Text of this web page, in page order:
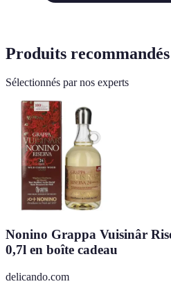
Produits recommandés
Sélectionnés par nos experts
Nonino Grappa Vuisinâr
0,7l en boîte cadeau
delicando.com